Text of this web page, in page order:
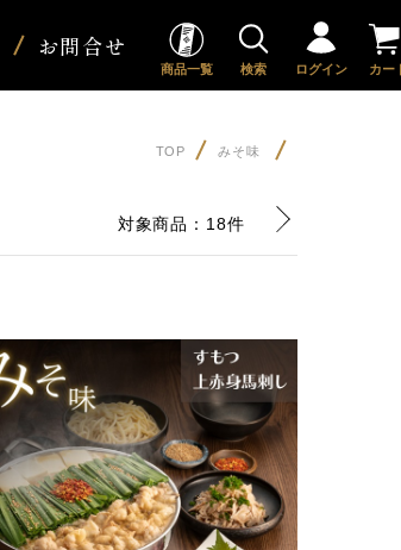
お問合せ
商品一覧 検索 ログイン カー
TOP みそ味
対象商品： 18件